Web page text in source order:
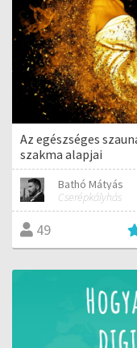
Az egészséges
szakma alapjai
Bathó Mátyás
Cserépkályhás
49